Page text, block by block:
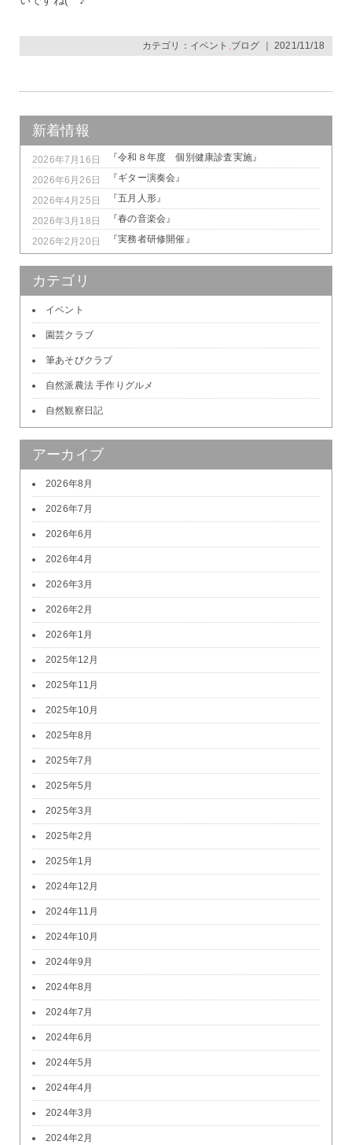
カテゴリ： イベント ブログ ｜ 2021/11/18
新着情報
2026年7月16日 『令和８年度 個別健康診査実施』
2026年6月26日 『ギター演奏会』
2026年4月25日 『五月人形』
2026年3月18日 『春の音楽会』
2026年2月20日 『実務者研修開催』
カテゴリ
イベント
園芸クラブ
筆あそびクラブ
自然派農法 手作りグルメ
自然観察日記
アーカイブ
2026年8月
2026年7月
2026年6月
2026年4月
2026年3月
2026年2月
2026年1月
2025年12月
2025年11月
2025年10月
2025年8月
2025年7月
2025年5月
2025年3月
2025年2月
2025年1月
2024年12月
2024年11月
2024年10月
2024年9月
2024年8月
2024年7月
2024年6月
2024年5月
2024年4月
2024年3月
2024年2月